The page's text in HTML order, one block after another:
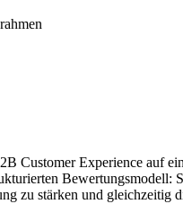
Customer Experience auf
zu stärken und gleichzeitig